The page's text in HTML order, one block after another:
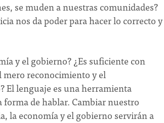
se muden a nuestras comunidades?
nos da poder para hacer lo correcto y
y el gobierno? ¿Es suficiente con
mero reconocimiento y el
El lenguaje es una herramienta
de hablar. Cambiar nuestro
la economía y el gobierno servirán a